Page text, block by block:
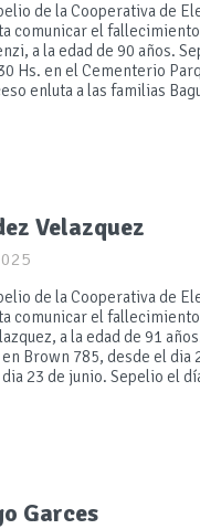
de la Cooperativa de
comunicar el fallecimiento
a la edad de 90 años.
Hs. en el Cementerio
enluta a las familias
Velazquez
de la Cooperativa de
comunicar el fallecimiento
a la edad de 91
Brown 785, desde el dia
23 de junio. Sepelio el
Garces